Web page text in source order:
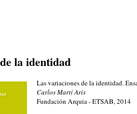
la identidad
Las variaciones de la identidad.
Carlos Martí Arís
Fundación Arquia - ETSAB, 2014